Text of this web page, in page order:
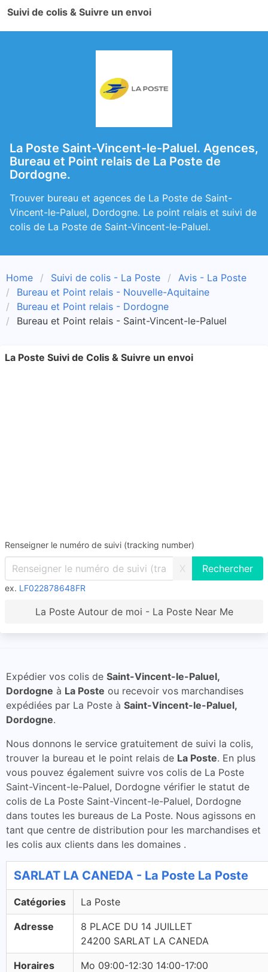
Suivi de colis & Suivre un envoi
La Poste Saint-Vincent-le-Paluel. Agences,
Bureau et Point relais de La Poste de
Dordogne.
Trouver bureau et agences de La Poste de Saint-
Vincent-le-Paluel, Dordogne. Le point relais et suivi de
colis de La Poste de Saint-Vincent-le-Paluel.
Home Suivi de colis - La Poste
Avis - La Poste
Bureau et Point relais - Nouvelle-Aquitaine
Bureau et Point relais - Dordogne
Bureau et Point relais - Saint-Vincent-le-Paluel
La Poste Suivi de Colis & Suivre un envoi
Renseigner le numéro de suivi (tracking number)
X
ex. LF022878648FR
La Poste Autour de moi - La Poste Near Me
Expédier vos colis de Saint-Vincent-le-Paluel,
Dordogne à La Poste ou recevoir vos marchandises
expédiées par La Poste à Saint-Vincent-le-Paluel,
Dordogne.
Nous donnons le service gratuitement de suivi la colis,
trouver la bureau et le point relais de La Poste. En plus
vous pouvez également suivre vos colis de La Poste
Saint-Vincent-le-Paluel, Dordogne vérifier le statut de
colis de La Poste Saint-Vincent-le-Paluel, Dordogne
dans toutes les bureaus de La Poste. Nous agissons en
tant que centre de distribution pour les marchandises et
les colis aux clients dans les domaines .
SARLAT LA CANEDA - La Poste La Poste
Catégories La Poste
Adresse
8 PLACE DU 14 JUILLET
24200 SARLAT LA CANEDA
Horaires
Mo 09:00-12:30 14:00-17:00